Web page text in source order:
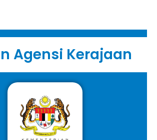
Agensi Kerajaan